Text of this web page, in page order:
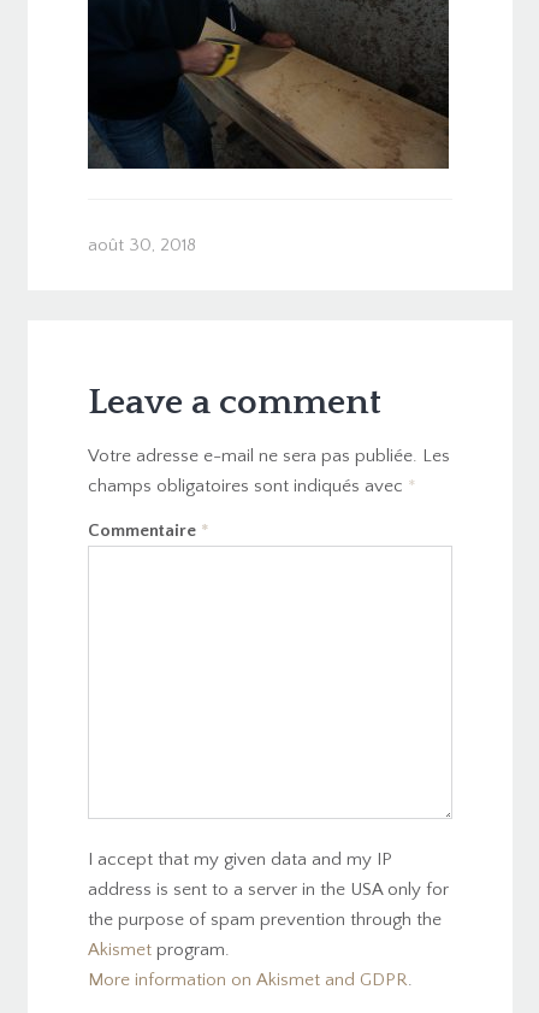
août 30, 2018
Leave a comment
Votre adresse e-mail ne sera pas publiée. Les
champs obligatoires sont indiqués avec *
Commentaire *
I accept that my given data and my IP
address is sent to a server in the USA only for
the purpose of spam prevention through the
Akismetprogram.
More information on Akismet and GDPR.